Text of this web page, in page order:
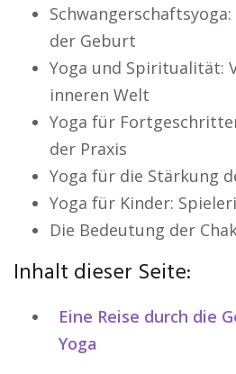
der Geburt
Yoga und Spiritualität:
inneren Welt
Yoga für
der Praxis
Yoga für die Stärkung
Yoga für Kinder:
Die Bedeutung der
Inhalt dieser Seite:
Eine Reise durch die
Yoga